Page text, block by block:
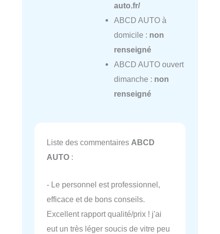
auto.fr/
ABCD AUTO à
domicile : non
renseigné
ABCD AUTO ouvert
dimanche : non
renseigné
Liste des commentaires ABCD
AUTO :
- Le personnel est professionnel,
efficace et de bons conseils.
Excellent rapport qualité/prix ! j'ai
eut un très léger soucis de vitre peu